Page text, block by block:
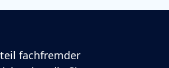
fachfremder